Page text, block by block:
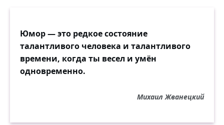
Юмор — это редкое состояние
талантливого человека и талантливого
времени, когда ты весел и умён
одновременно.
Михаил Жванецкий